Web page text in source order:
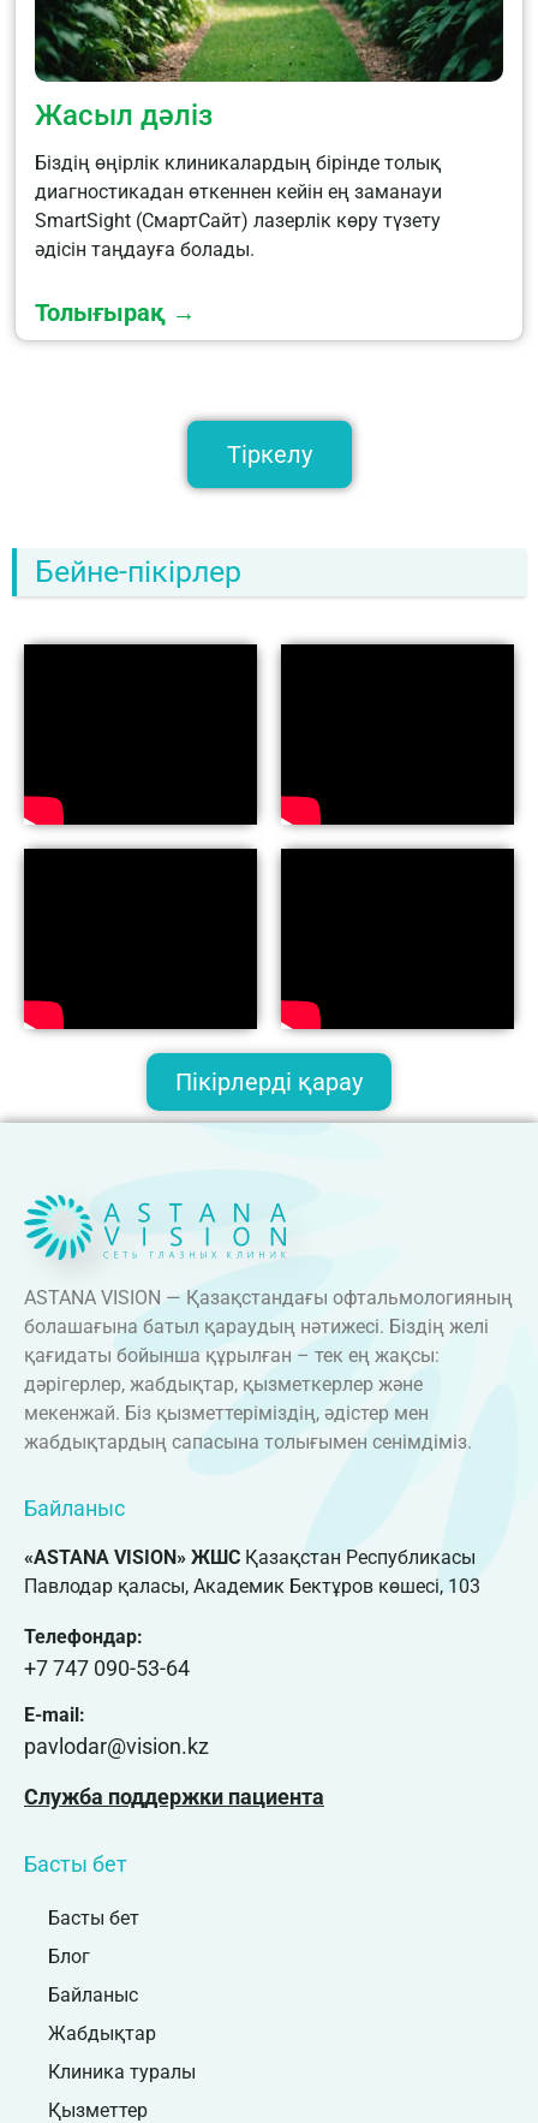
Жасыл дәліз
Біздің өңірлік клиникалардың бірінде толық
диагностикадан өткеннен кейін ең заманауи
SmartSight (СмартСайт) лазерлік көру түзету
әдісін таңдауға болады.
Толығырақ →
Тіркелу
Бейне-пікірлер
Пікірлерді қарау
ASTANA VISION — Қазақстандағы офтальмологияның
болашағына батыл қараудың нәтижесі. Біздің желі
қағидаты бойынша құрылған – тек ең жақсы:
дәрігерлер, жабдықтар, қызметкерлер және
мекенжай. Біз қызметтеріміздің, әдістер мен
жабдықтардың сапасына толығымен сенімдіміз.
Байланыс
«ASTANA VISION» ЖШС Қазақстан Республикасы
Павлодар қаласы, Академик Бектұров көшесі, 103
Телефондар:
+7 747 090-53-64
E-mail:
pavlodar@vision.kz
Служба поддержки пациента
Басты бет
Басты бет
Блог
Байланыс
Жабдықтар
Клиника туралы
Қызметтер